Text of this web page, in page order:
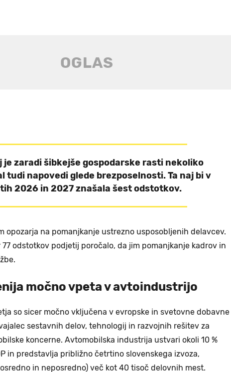
je zaradi šibkejše gospodarske rasti nekoliko
tudi napovedi glede brezposelnosti. Ta naj bi v
2026 in 2027 znašala šest odstotkov.
opozarja na pomanjkanje ustrezno usposobljenih delavcev.
77 odstotkov podjetij poročalo, da jim pomanjkanje kadrov in
močno vpeta v avtoindustrijo
so sicer močno vključena v evropske in svetovne dobavne
sestavnih delov, tehnologij in razvojnih rešitev za
koncerne. Avtomobilska industrija ustvari okoli 10 %
in predstavlja približno četrtino slovenskega izvoza,
in neposredno) več kot 40 tisoč delovnih mest.